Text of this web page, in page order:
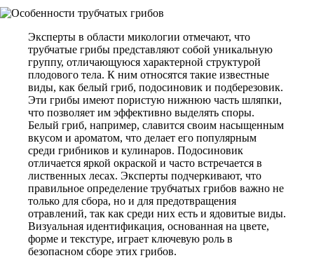
Эксперты в области микологии отмечают, что
трубчатые грибы представляют собой уникальную
группу, отличающуюся характерной структурой
плодового тела. К ним относятся такие известные
виды, как белый гриб, подосиновик и подберезовик.
Эти грибы имеют пористую нижнюю часть шляпки,
что позволяет им эффективно выделять споры.
Белый гриб, например, славится своим насыщенным
вкусом и ароматом, что делает его популярным
среди грибников и кулинаров. Подосиновик
отличается яркой окраской и часто встречается в
лиственных лесах. Эксперты подчеркивают, что
правильное определение трубчатых грибов важно не
только для сбора, но и для предотвращения
отравлений, так как среди них есть и ядовитые виды.
Визуальная идентификация, основанная на цвете,
форме и текстуре, играет ключевую роль в
безопасном сборе этих грибов.